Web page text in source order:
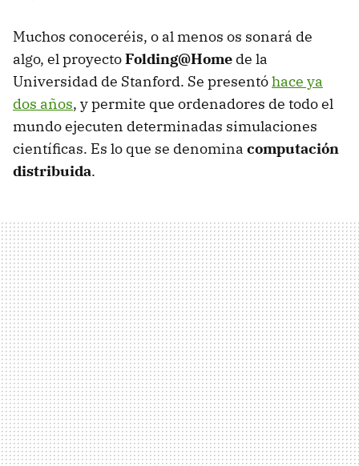
Muchos conoceréis, o al menos os sonará de
algo, el proyectoFolding@Home de la
Universidad de Stanford. Se presentóhace ya
dos años, y permite que ordenadores de todo el
mundo ejecuten determinadas simulaciones
científicas. Es lo que se denomina computación
distribuida.